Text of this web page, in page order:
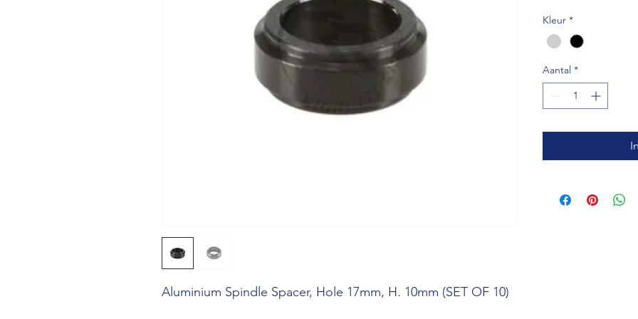
Aluminium Spindle Spacer, Hole 17mm, H. 10mm (SET OF 10)
Kleur *
Aantal *